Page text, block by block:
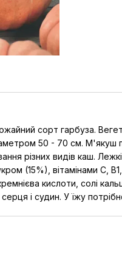
сорт гарбуза.
50 - 70 см. М'якуш
різних видів каш.
(15%), вітамінами С,
кислоти, солі
і судин. У їжу